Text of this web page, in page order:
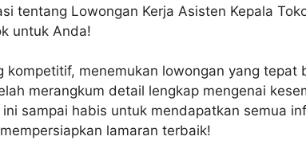
tentang Lowongan Kerja Asisten Kepala
untuk Anda!
kompetitif, menemukan lowongan yang tepat
merangkum detail lengkap mengenai
sampai habis untuk mendapatkan semua
lamaran terbaik!